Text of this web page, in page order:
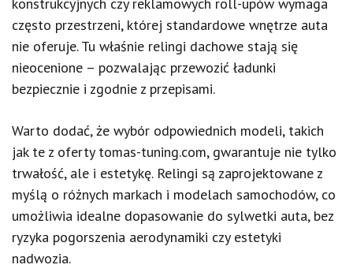
często przestrzeni, której standardowe wnętrze auta
nie oferuje. Tu właśnie relingi dachowe stają się
nieocenione – pozwalając przewozić ładunki
bezpiecznie i zgodnie z przepisami.
Warto dodać, że wybór odpowiednich modeli, takich
jak te z oferty tomas-tuning.com, gwarantuje nie tylko
trwałość, ale i estetykę. Relingi są zaprojektowane z
myślą o różnych markach i modelach samochodów, co
umożliwia idealne dopasowanie do sylwetki auta, bez
ryzyka pogorszenia aerodynamiki czy estetyki
nadwozia.